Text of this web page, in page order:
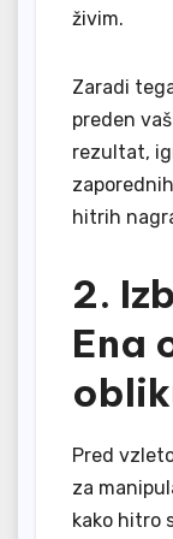
živim.
Zaradi
preden
rezultat,
hitrih
2.
Ena
Pred
za
kako hitro